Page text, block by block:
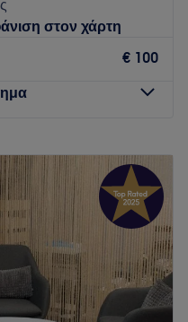
στον χάρτη
€ 100
09:00
21:00
Κλειστό
–21:00
21:00
09:00
Κλειστό
ένας επίγειος